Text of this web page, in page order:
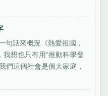
句話來概況《熱愛祖國，
想也只有用“推動科學發
們這個社會是個大家庭，